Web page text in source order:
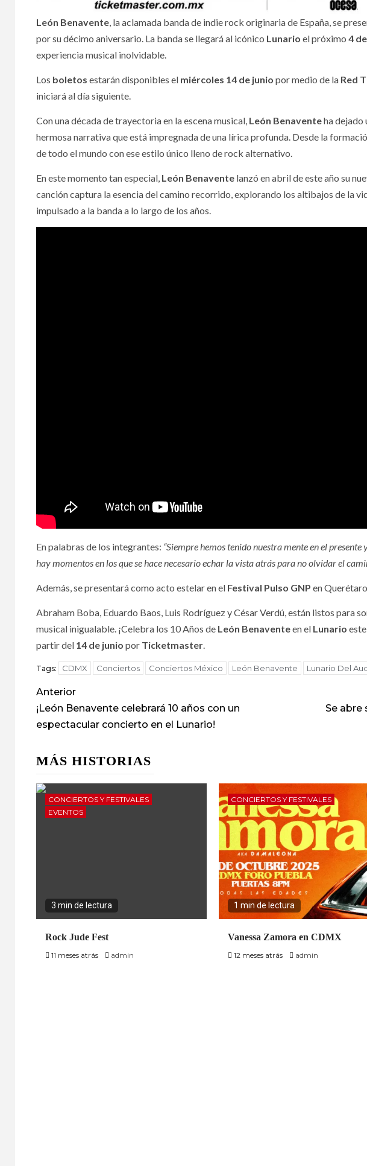
León Benavente , la aclamada banda de indie rock originaria de España, se
por su décimo aniversario. La banda se llegará al icónico Lunario el próximo 4
experiencia musical inolvidable.
Los boletos estarán disponibles el miércoles 14 de junio por medio de la Red
iniciará al día siguiente.
Con una década de trayectoria en la escena musical, León Benaventeha dejado
hermosa narrativa que está impregnada de una lírica profunda. Desde la
de todo el mundo con ese estilo único lleno de rock alternativo.
En este momento tan especial, León Benavente lanzó en abril de este año su
canción captura la esencia del camino recorrido, explorando los altibajos de la
impulsado a la banda a lo largo de los años.
En palabras de los integrantes: “Siempre hemos tenido nuestra mente en el
hay momentos en los que se hace necesario echar la vista atrás para no olvidar el
Además, se presentará como acto estelar en el Festival Pulso GNP en
Abraham Boba, Eduardo Baos, Luis Rodríguez y César Verdú, están listos para
musical inigualable. ¡Celebra los 10 Años de León Benaventeen el Lunario este
partir del 14 de junio por Ticketmaster.
Tags: CDMX Conciertos Conciertos México León Benavente Lunario Del
Anterior
¡León Benavente celebrará 10 años con un
espectacular concierto en el Lunario!
Se abre
MÁS HISTORIAS
CONCIERTOS Y FESTIVALES
EVENTOS
3 min de lectura
Rock Jude Fest
11 meses atrás admin
CONCIERTOS Y FESTIVALES
1 min de lectura
Vanessa Zamora en CDMX
12 meses atrás admin